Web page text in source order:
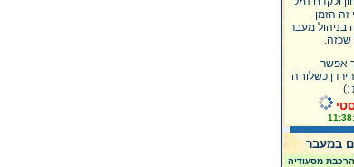
זה הזמן
בניהול מעבר
שכזה.
אפשר
כשלוחה
:)
במעבר
מסעודיה